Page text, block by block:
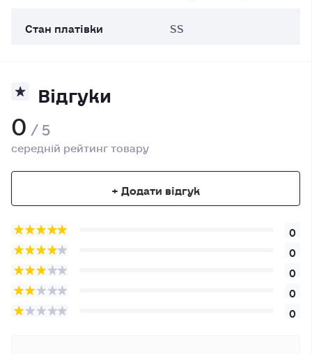
Стан платівки
SS
Відгуки
0 / 5
середній рейтинг товару
+ Додати відгук
0
0
0
0
0